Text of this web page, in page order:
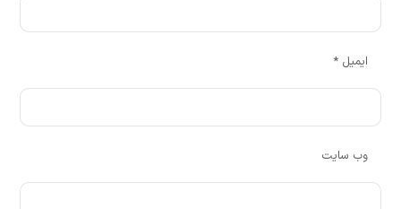
ایمیل*
وب‌ سایت